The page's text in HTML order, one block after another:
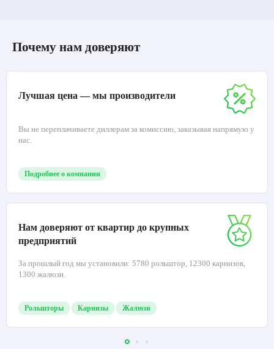
Почему нам доверяют
Лучшая цена — мы производители
Вы не переплачиваете диллерам за комиссию, заказывая напрямую у
нас.
Подробнее о компании
Нам доверяют от квартир до крупных
предприятий
За прошлый год мы установили: 5780 рольштор, 12300 карнизов,
1300 жалюзи.
Рольшторы Карнизы Жалюзи